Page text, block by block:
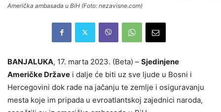
Američka ambasada u BiH (Foto: nezavisne.com)
BANJALUKA, 17. marta 2023. (Beta) – Sjedinjene
Američke Države i dalje će biti uz sve ljude u Bosni i
Hercegovini dok rade na jačanju te zemlje i osiguravanju
mesta koje im pripada u evroatlantskoj zajednici naroda,